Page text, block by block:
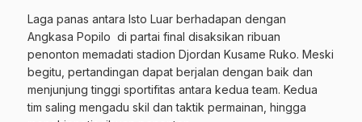
Laga panas antara Isto Luar berhadapan dengan
Angkasa Popilo di partai final disaksikan ribuan
penonton memadati stadion Djordan Kusame Ruko. Meski
begitu, pertandingan dapat berjalan dengan baik dan
menjunjung tinggi sportifitas antara kedua team. Kedua
tim saling mengadu skil dan taktik permainan, hingga